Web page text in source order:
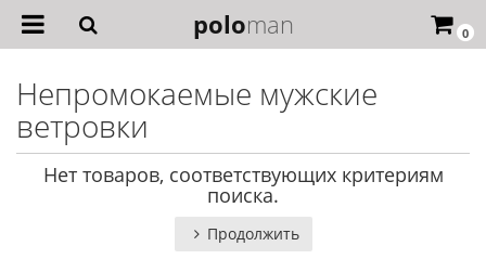
0
poloman
Непромокаемые мужские
ветровки
Нет товаров, соответствующих критериям
поиска.
Продолжить